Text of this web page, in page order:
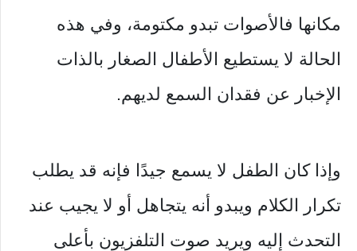
مكانها فالأصوات تبدو مكتومة، وفي هذه
الحالة لا يستطيع الأطفال الصغار بالذات
الإخبار عن فقدان السمع لديهم.
وإذا كان الطفل لا يسمع جيدًا فإنه قد يطلب
تكرار الكلام ويبدو أنه يتجاهل أو لا يجيب عند
التحدث إليه ويريد صوت التلفزيون بأعلى